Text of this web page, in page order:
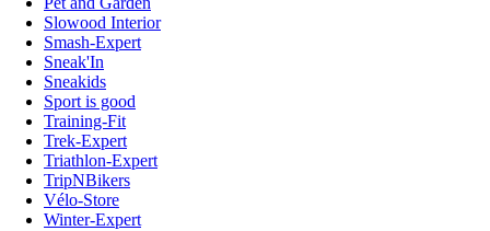
Slowood Interior
Smash-Expert
Sneak'In
Sneakids
Sport is good
Training-Fit
Trek-Expert
Triathlon-Expert
TripNBikers
Vélo-Store
Winter-Expert